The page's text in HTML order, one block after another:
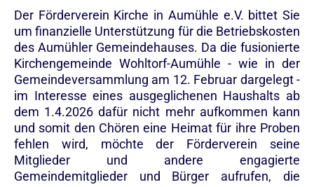
Der Förderverein Kirche in Aumühle e.V. bittet Sie
um finanzielle Unterstützung für die Betriebskosten
des Aumühler Gemeindehauses. Da die fusionierte
Kirchengemeinde Wohltorf-Aumühle - wie in der
Gemeindeversammlung am 12. Februar dargelegt -
im Interesse eines ausgeglichenen Haushalts ab
dem 1.4.2026 dafür nicht mehr aufkommen kann
und somit den Chören eine Heimat für ihre Proben
fehlen wird, möchte der Förderverein seine
Mitglieder und andere engagierte
Gemeindemitglieder und Bürger aufrufen, die